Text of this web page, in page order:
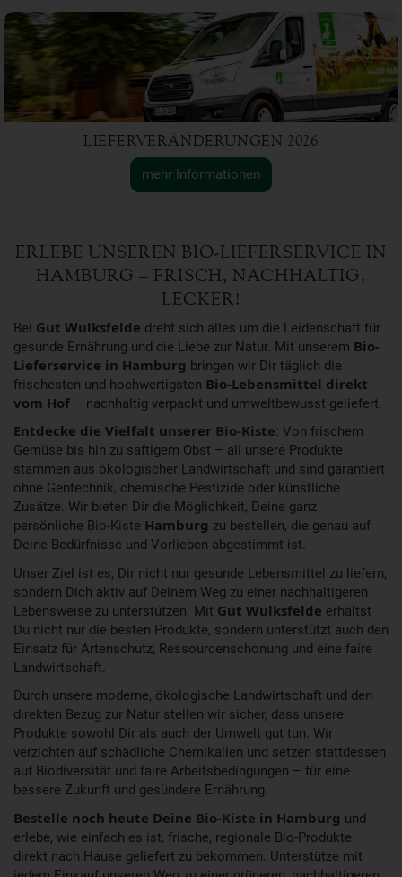
LIEFERVERÄNDERUNGEN 2026
mehr Informationen
ERLEBE UNSEREN BIO-LIEFERSERVICE IN
HAMBURG – FRISCH, NACHHALTIG,
LECKER!
Bei Gut Wulksfelde dreht sich alles um die Leidenschaft für
gesunde Ernährung und die Liebe zur Natur. Mit unserem Bio-
Lieferservice in Hamburg bringen wir Dir täglich die
frischesten und hochwertigsten Bio-Lebensmittel direkt
vom Hof – nachhaltig verpackt und umweltbewusst geliefert.
Entdecke die Vielfalt unserer Bio-Kiste: Von frischem
Gemüse bis hin zu saftigem Obst – all unsere Produkte
stammen aus ökologischer Landwirtschaft und sind garantiert
ohne Gentechnik, chemische Pestizide oder künstliche
Zusätze. Wir bieten Dir die Möglichkeit, Deine ganz
persönliche Bio-Kiste Hamburg zu bestellen, die genau auf
Deine Bedürfnisse und Vorlieben abgestimmt ist.
Unser Ziel ist es, Dir nicht nur gesunde Lebensmittel zu liefern,
sondern Dich aktiv auf Deinem Weg zu einer nachhaltigeren
Lebensweise zu unterstützen. Mit Gut Wulksfelde erhältst
Du nicht nur die besten Produkte, sondern unterstützt auch den
Einsatz für Artenschutz, Ressourcenschonung und eine faire
Landwirtschaft.
Durch unsere moderne, ökologische Landwirtschaft und den
direkten Bezug zur Natur stellen wir sicher, dass unsere
Produkte sowohl Dir als auch der Umwelt gut tun. Wir
verzichten auf schädliche Chemikalien und setzen stattdessen
auf Biodiversität und faire Arbeitsbedingungen – für eine
bessere Zukunft und gesündere Ernährung.
Bestelle noch heute Deine Bio-Kiste in Hamburg und
erlebe, wie einfach es ist, frische, regionale Bio-Produkte
direkt nach Hause geliefert zu bekommen. Unterstütze mit